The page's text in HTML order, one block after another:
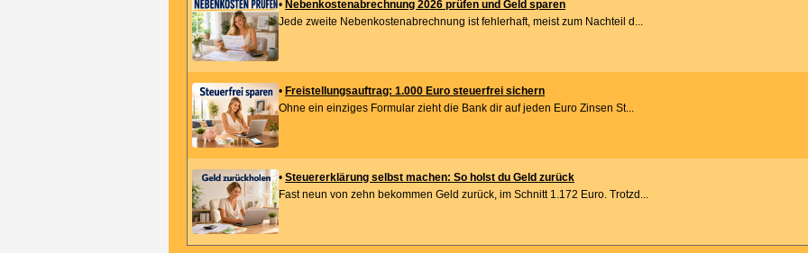
• Nebenkostenabrechnung 2026 prüfen und Geld sparen
Jede zweite Nebenkostenabrechnung ist fehlerhaft, meist zum Nachteil d...
• Freistellungsauftrag: 1.000 Euro steuerfrei sichern
Ohne ein einziges Formular zieht die Bank dir auf jeden Euro Zinsen St...
• Steuererklärung selbst machen: So holst du Geld zurück
Fast neun von zehn bekommen Geld zurück, im Schnitt 1.172 Euro. Trotzd...